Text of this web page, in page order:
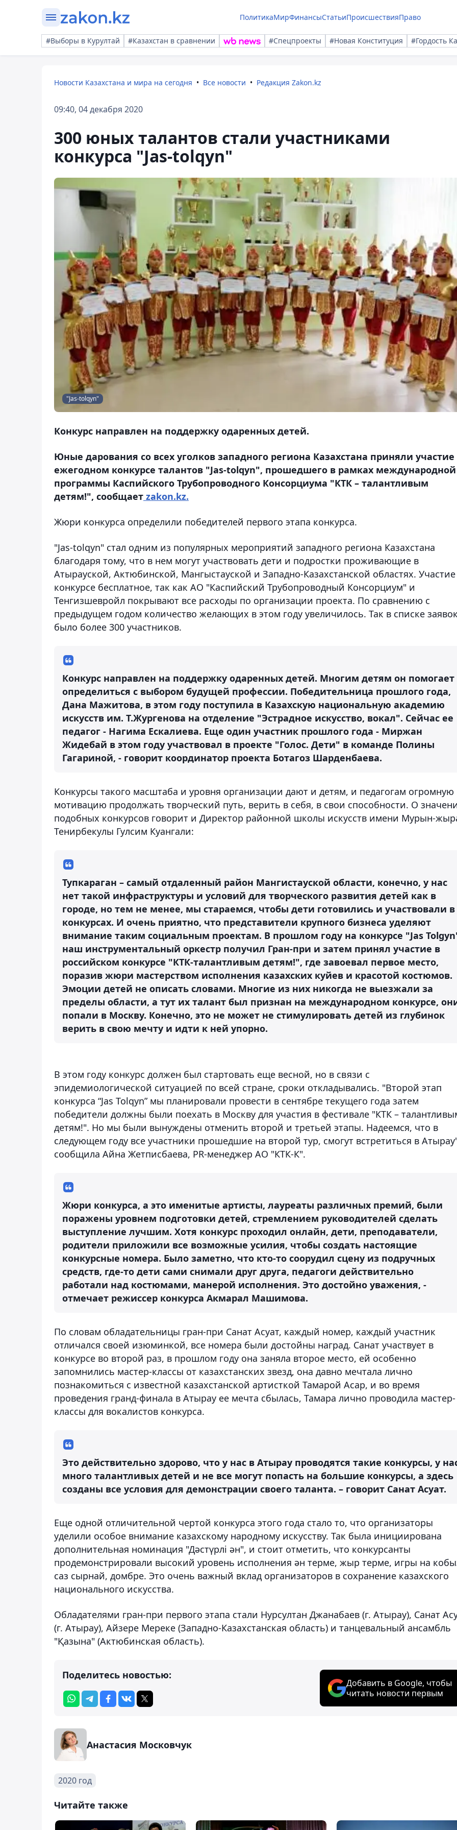
ПолитикаМирФинансыСтатьиПроисшествияПраво
#Выборы в Курултай #Казахстан в сравнении #Спецпроекты #Новая Конституция #Гордость
Новости Казахстана и мира на сегодня Все новости Редакция Zakon.kz
09:40, 04 декабря 2020
300 юных талантов стали участниками
конкурса "Jas-tolqyn"
"Jas-tolqyn"
Конкурс направлен на поддержку одаренных детей.
Юные дарования со всех уголков западного региона Казахстана приняли участие
ежегодном конкурсе талантов "Jas-tolqyn", прошедшего в рамках международной
программы Каспийского Трубопроводного Консорциума "КТК – талантливым
детям!", сообщает zakon.kz.
Жюри конкурса определили победителей первого этапа конкурса.
"Jas-tolqyn" стал одним из популярных мероприятий западного региона Казахстана
благодаря тому, что в нем могут участвовать дети и подростки проживающие в
Атырауской, Актюбинской, Мангыстауской и Западно-Казахстанской областях.
конкурсе бесплатное, так как АО "Каспийский Трубопроводный Консорциум" и
Тенгизшевройл покрывают все расходы по организации проекта. По сравнению с
предыдущем годом количество желающих в этом году увеличилось. Так в списке
было более 300 участников.
Конкурс направлен на поддержку одаренных детей. Многим детям он помогает
определиться с выбором будущей профессии. Победительница прошлого года,
Дана Мажитова, в этом году поступила в Казахскую национальную академию
искусств им. Т.Жургенова на отделение "Эстрадное искусство, вокал". Сейчас ее
педагог - Нагима Ескалиева. Еще один участник прошлого года - Миржан
Жидебай в этом году участвовал в проекте "Голос. Дети" в команде Полины
Гагариной, - говорит координатор проекта Ботагоз Шарденбаева.
Конкурсы такого масштаба и уровня организации дают и детям, и педагогам огромную
мотивацию продолжать творческий путь, верить в себя, в свои способности. О
подобных конкурсов говорит и Директор районной школы искусств имени Мурын-
Тенирбекулы Гулсим Куангали:
Тупкараган – самый отдаленный район Мангистауской области, конечно, у нас
нет такой инфраструктуры и условий для творческого развития детей как в
городе, но тем не менее, мы стараемся, чтобы дети готовились и участвовали в
конкурсах. И очень приятно, что представители крупного бизнеса уделяют
внимание таким социальным проектам. В прошлом году на конкурсе "Jas
наш инструментальный оркестр получил Гран-при и затем принял участие в
российском конкурсе "КТК-талантливым детям!", где завоевал первое место,
поразив жюри мастерством исполнения казахских куйев и красотой костюмов.
Эмоции детей не описать словами. Многие из них никогда не выезжали за
пределы области, а тут их талант был признан на международном конкурсе,
попали в Москву. Конечно, это не может не стимулировать детей из глубинок
верить в свою мечту и идти к ней упорно.
В этом году конкурс должен был стартовать еще весной, но в связи с
эпидемиологической ситуацией по всей стране, сроки откладывались. "Второй этап
конкурса “Jas Tolqyn” мы планировали провести в сентябре текущего года затем
победители должны были поехать в Москву для участия в фестивале "КТК –
детям!". Но мы были вынуждены отменить второй и третьей этапы. Надеемся, что в
следующем году все участники прошедшие на второй тур, смогут встретиться в
сообщила Айна Жетписбаева, PR-менеджер АО "КТК-К".
Жюри конкурса, а это именитые артисты, лауреаты различных премий, были
поражены уровнем подготовки детей, стремлением руководителей сделать
выступление лучшим. Хотя конкурс проходил онлайн, дети, преподаватели,
родители приложили все возможные усилия, чтобы создать настоящие
конкурсные номера. Было заметно, что кто-то соорудил сцену из подручных
средств, где-то дети сами снимали друг друга, педагоги действительно
работали над костюмами, манерой исполнения. Это достойно уважения, -
отмечает режиссер конкурса Акмарал Машимова.
По словам обладательницы гран-при Санат Асуат, каждый номер, каждый участник
отличался своей изюминкой, все номера были достойны наград. Санат участвует в
конкурсе во второй раз, в прошлом году она заняла второе место, ей особенно
запомнились мастер-классы от казахстанских звезд, она давно мечтала лично
познакомиться с известной казахстанской артисткой Тамарой Асар, и во время
проведения гранд-финала в Атырау ее мечта сбылась, Тамара лично проводила мастер-
классы для вокалистов конкурса.
Это действительно здорово, что у нас в Атырау проводятся такие конкурсы, у
много талантливых детей и не все могут попасть на большие конкурсы, а здесь
созданы все условия для демонстрации своего таланта. – говорит Санат Асуат.
Еще одной отличительной чертой конкурса этого года стало то, что организаторы
уделили особое внимание казахскому народному искусству. Так была инициирована
дополнительная номинация "Дәстүрлі ән", и стоит отметить, что конкурсанты
продемонстрировали высокий уровень исполнения ән терме, жыр терме, игры на
саз сырнай, домбре. Это очень важный вклад организаторов в сохранение казахского
национального искусства.
Обладателями гран-при первого этапа стали Нурсултан Джанабаев (г. Атырау), Санат
(г. Атырау), Айзере Мереке (Западно-Казахстанская область) и танцевальный ансамбль
"Қазына" (Актюбинская область).
Поделитесь новостью:
Добавить в Google, чтобы
читать новости первым
Анастасия Московчук
2020 год
Читайте также